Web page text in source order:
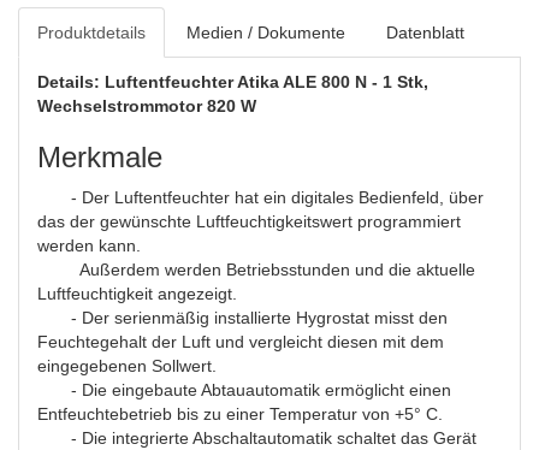
Produktdetails Medien / Dokumente Datenblatt
Details: Luftentfeuchter Atika ALE 800 N - 1 Stk,
Wechselstrommotor 820 W
Merkmale
- Der Luftentfeuchter hat ein digitales Bedienfeld, über
das der gewünschte Luftfeuchtigkeitswert programmiert
werden kann.
Außerdem werden Betriebsstunden und die aktuelle
Luftfeuchtigkeit angezeigt.
- Der serienmäßig installierte Hygrostat misst den
Feuchtegehalt der Luft und vergleicht diesen mit dem
eingegebenen Sollwert.
- Die eingebaute Abtauautomatik ermöglicht einen
Entfeuchtebetrieb bis zu einer Temperatur von +5° C.
- Die integrierte Abschaltautomatik schaltet das Gerät